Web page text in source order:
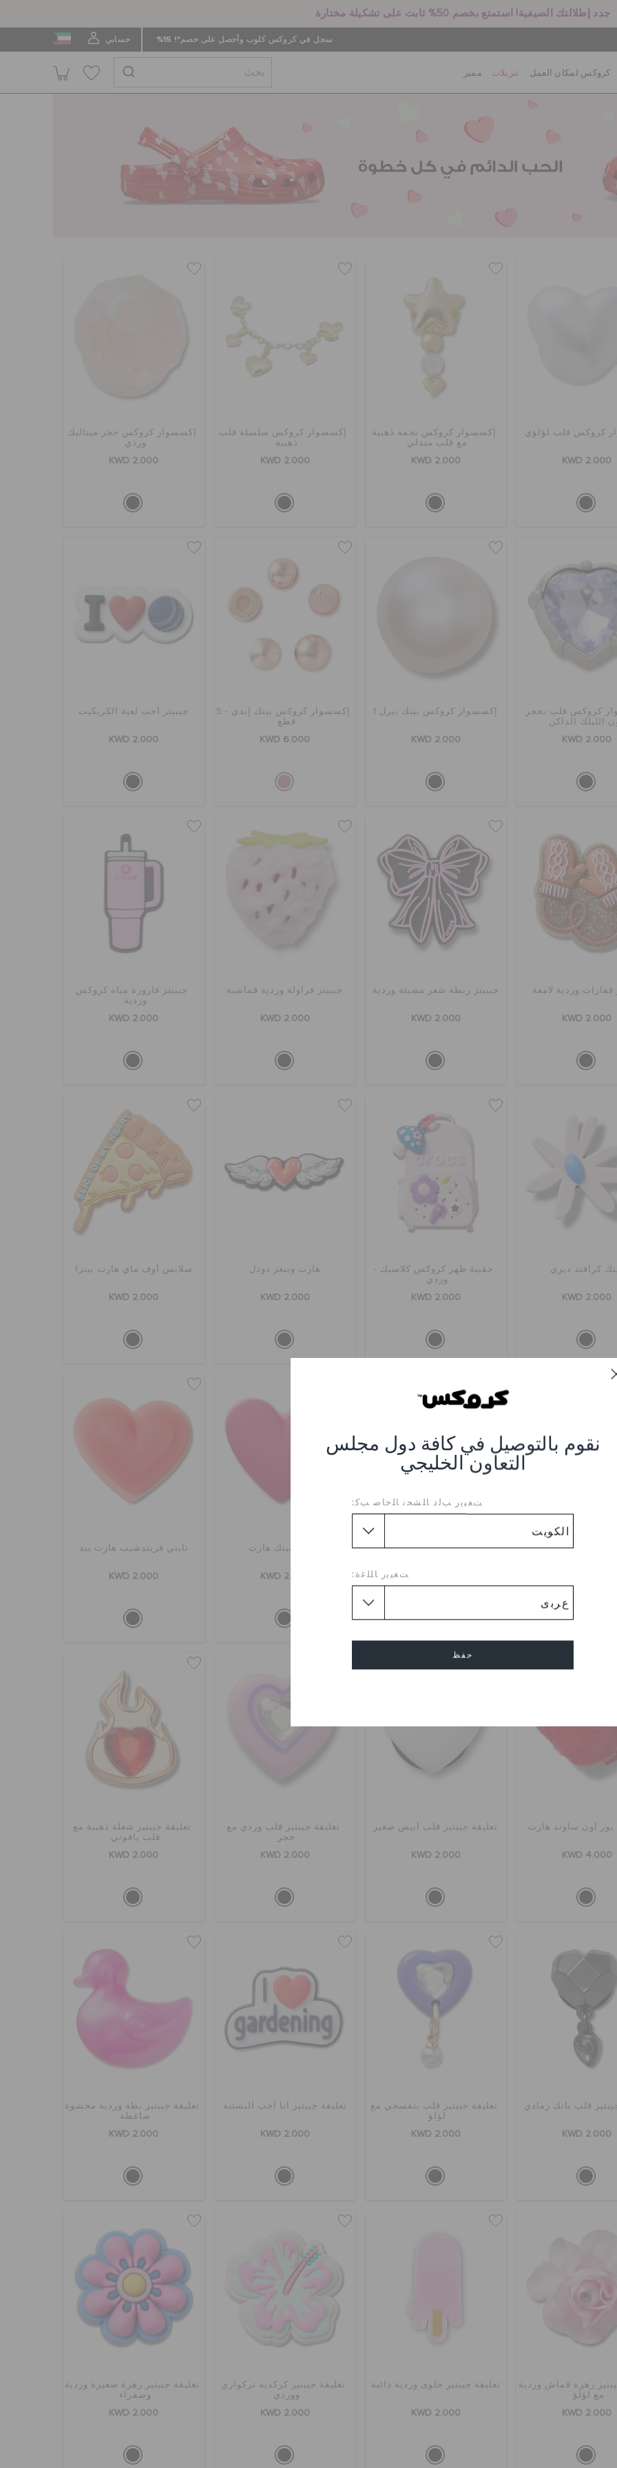
جدد إطلالتك الصيفية! استمتع بخصم 50% ثابت على تشكيلة مختارة
سجل في كروكس كلوب وأحصل على خصم*! 15% حسابي
نقوم بالتوصيل في كافة دول مجلس
التعاون الخليجي
ﺖﻐﻴﻳﺭ ﺐﻟﺩ ﺎﻠﺸﺤﻧ ﺎﻠﺧﺎﺻ ﺐﻛ:
ﺖﻐﻴﻳﺭ ﺎﻠﻠﻏﺓ:
حفظ
كروكس لمكان العمل تنزيلات مميز
كروكس قلب لؤلؤي
KWD 2.000
إكسسوار كروكس نجمة ذهبية
مع قلب متدلي
KWD 2.000
إكسسوار كروكس سلسلة قلب
ذهبية
KWD 2.000
إكسسوار كروكس حجر ميتاليك
وردي
KWD 2.000
كروكس قلب بحجر
الليلك الداكن
KWD 2.000
إكسسوار كروكس بينك بيرل 1
KWD 2.000
إكسسوار كروكس بينك إندي - 5
قطع
KWD 6.000
جيبيتز أحب لعبة الكريكيت
KWD 2.000
قفازات وردية لامعة
KWD 2.000
جيبيتز ربطة شعر مضيئة وردية
KWD 2.000
جيبيتز فراولة وردية قماشية
KWD 2.000
جيبيتز قارورة مياه كروكس
وردية
KWD 2.000
كرافتد ديزي
KWD 2.000
حقيبة ظهر كروكس كلاسيك -
وردي
KWD 2.000
هارت وينغز دودل
KWD 2.000
سلايس أوف ماي هارت بيتزا
KWD 2.000
إلفيس هارت ريترو بينك فلاور ستاكِد بينك هارت
KWD 2.000
تايني فريندشيب هارت بيد
KWD 2.000
يور أون ساوند هارت
KWD 4.000
تعليقة جيبتيز قلب أبيض صغير
KWD 2.000
تعليقة جيبتيز قلب وردي مع
حجر
KWD 2.000
تعليقة جيبتيز شعلة ذهبية مع
قلب ياقوتي
KWD 2.000
قلب بانك رمادي
KWD 2.000
تعليقة جيبتيز قلب بنفسجي مع
لؤلؤ
KWD 2.000
تعليقة جيبتيز أنا أحب البستنة
KWD 2.000
تعليقة جيبتيز بطة وردية محشوة
ضاغطة
KWD 2.000
زهرة قماش وردية
مع لؤلؤ
KWD 2.000
تعليقة جيبتيز حلوى وردية ذائبة
KWD 2.000
تعليقة جيبتيز كركديه تركوازي
ووردي
KWD 2.000
تعليقة جيبتيز زهرة صغيرة وردية
وصفراء
KWD 2.000